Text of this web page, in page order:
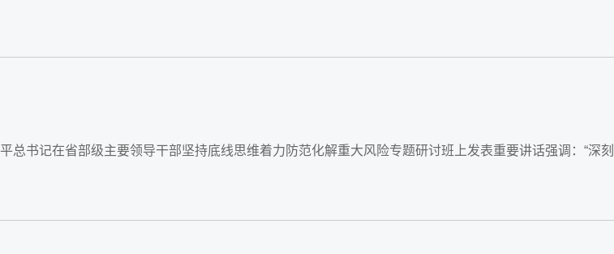
书记在省部级主要领导干部坚持底线思维着力防范化解重大风险专题研讨班上发表重要讲话强调：“深